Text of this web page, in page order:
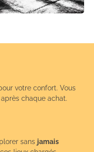
votre confort. Vous
chaque achat.
sans jamais